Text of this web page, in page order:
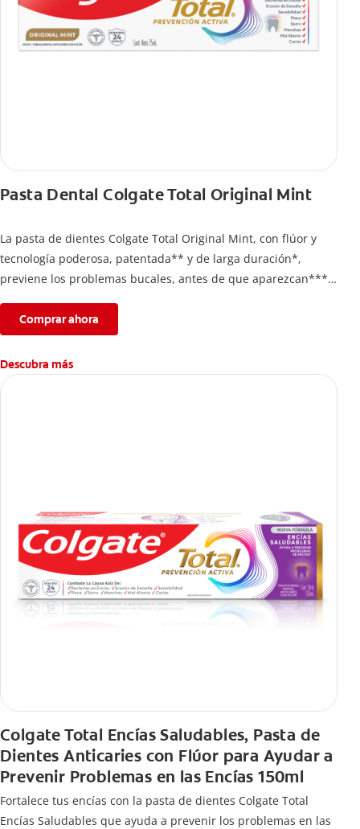
Pasta Dental Colgate Total Original Mint
La pasta de dientes Colgate Total Original Mint, con flúor y
tecnología poderosa, patentada** y de larga duración*,
previene los problemas bucales, antes de que aparezcan****.
completa limpieza dental.
*Con el cepillado 2 veces por día y uso continuo por 4
semanas.
**Patentada en Estados Unidos.
Comprar ahora
Descubra más
Colgate Total Encías Saludables, Pasta de
Dientes Anticaries con Flúor para Ayudar a
Prevenir Problemas en las Encías 150ml
Fortalece tus encías con la pasta de dientes Colgate Total
Encías Saludables que ayuda a prevenir los problemas en las